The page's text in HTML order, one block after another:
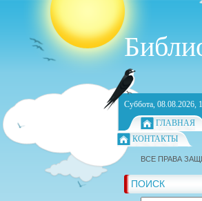
Суббота, 08.08.2026,
ГЛАВНАЯ
КОНТАКТЫ
ПОИСК
ВСЕ ПРАВА